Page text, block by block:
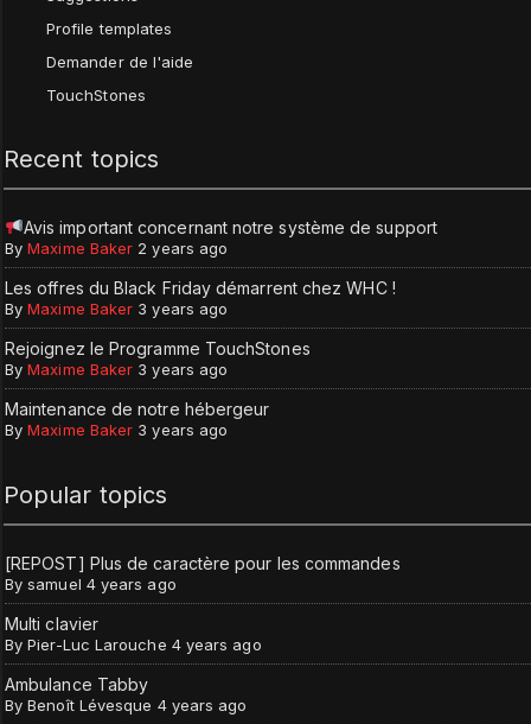
Profile templates
Demander de l'aide
TouchStones
Recent topics
Avis important concernant notre système de support
ByMaxime Baker 2 years ago
Les offres du Black Friday démarrent chez WHC !
ByMaxime Baker 3 years ago
Rejoignez le Programme TouchStones
ByMaxime Baker 3 years ago
Maintenance de notre hébergeur
ByMaxime Baker 3 years ago
Popular topics
[REPOST] Plus de caractère pour les commandes
Bysamuel 4 years ago
Multi clavier
ByPier-Luc Larouche 4 years ago
Ambulance Tabby
ByBenoît Lévesque 4 years ago